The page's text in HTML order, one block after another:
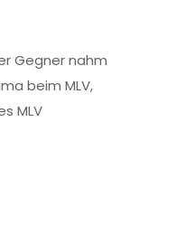
Gegner nahm
beim MLV,
MLV